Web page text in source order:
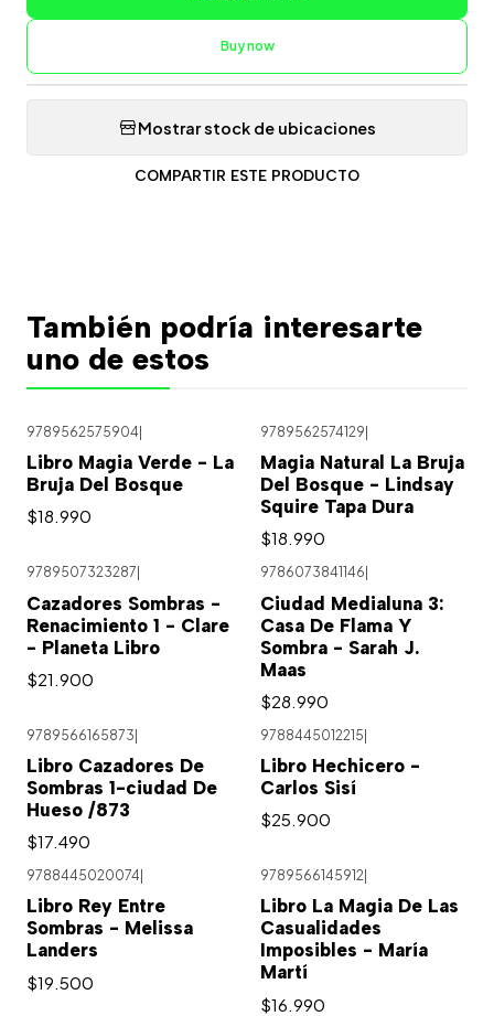
Buy now
Mostrar stock de ubicaciones
COMPARTIR ESTE PRODUCTO
También podría interesarte
uno de estos
9789562575904
Libro Magia Verde - La
Bruja Del Bosque
$18.990
9789562574129
Magia Natural La Bruja
Del Bosque - Lindsay
Squire Tapa Dura
$18.990
9789507323287
Cazadores Sombras -
Renacimiento 1 - Clare
- Planeta Libro
$21.900
9786073841146
Ciudad Medialuna 3:
Casa De Flama Y
Sombra - Sarah J.
Maas
$28.990
9789566165873
Libro Cazadores De
Sombras 1-ciudad De
Hueso /873
$17.490
9788445012215
Libro Hechicero -
Carlos Sisí
$25.900
9788445020074
Libro Rey Entre
Sombras - Melissa
Landers
$19.500
9789566145912
Libro La Magia De Las
Casualidades
Imposibles - María
Martí
$16.990